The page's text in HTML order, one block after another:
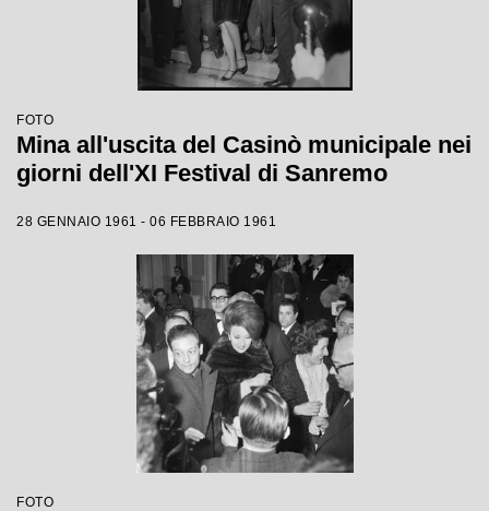
FOTO
Mina all'uscita del Casinò municipale nei
giorni dell'XI Festival di Sanremo
28 GENNAIO 1961 - 06 FEBBRAIO 1961
FOTO